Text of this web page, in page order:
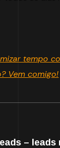
tempo
Vem comigo!
– leads